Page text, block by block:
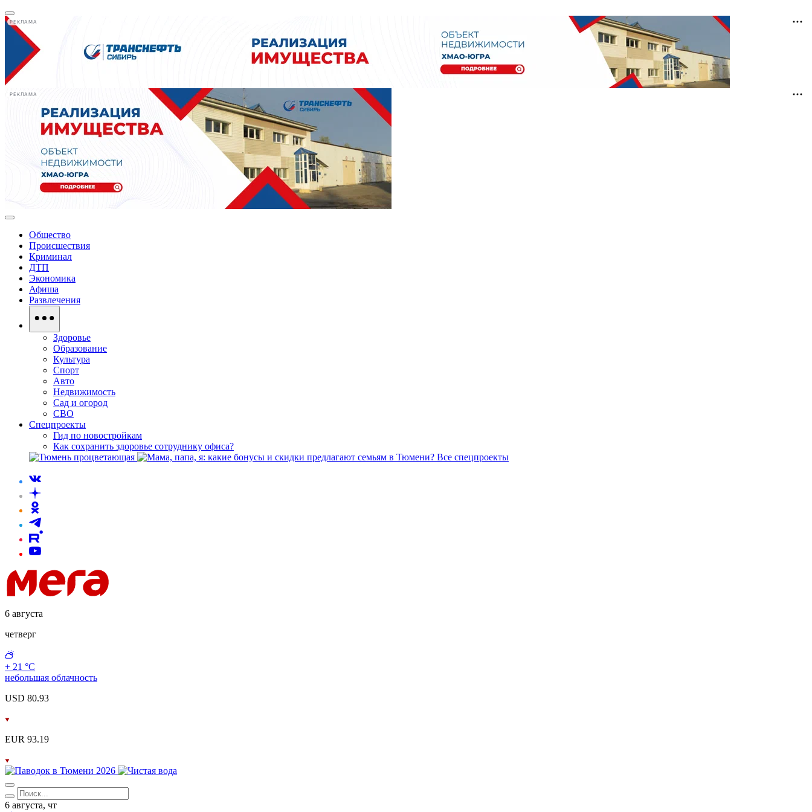
РЕКЛАМА
РЕКЛАМА
Общество
Происшествия
Криминал
ДТП
Экономика
Афиша
Развлечения
Здоровье
Образование
Культура
Спорт
Авто
Недвижимость
Сад и огород
СВО
Спецпроекты
Гид по новостройкам
Как сохранить здоровье сотруднику офиса?
Все спецпроекты
6 августа
четверг
+ 21 °С
небольшая облачность
USD 80.93
EUR 93.19
6 августа, чт